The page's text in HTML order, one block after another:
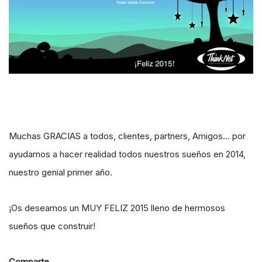
Muchas GRACIAS a todos, clientes, partners, Amigos… por
ayudarnos a hacer realidad todos nuestros sueños en 2014,
nuestro genial primer año.
¡Os deseamos un MUY FELIZ 2015 lleno de hermosos
sueños que construir!